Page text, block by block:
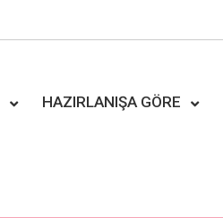
HAZIRLANIŞA GÖRE